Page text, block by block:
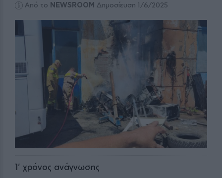
Από το NEWSROOM Δημοσίευση 1/6/2025
1' χρόνος ανάγνωσης